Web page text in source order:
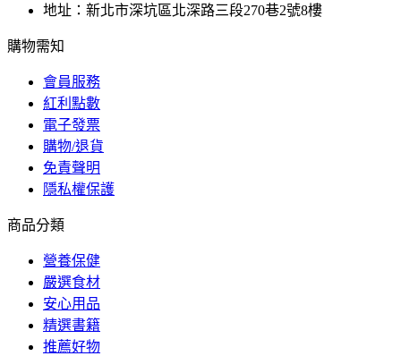
地址：新北市深坑區北深路三段270巷2號8樓
購物需知
會員服務
紅利點數
電子發票
購物/退貨
免責聲明
隱私權保護
商品分類
營養保健
嚴選食材
安心用品
精選書籍
推薦好物